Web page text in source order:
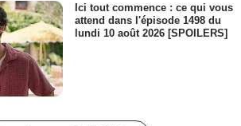
Ici tout commence : ce qui vous
attend dans l'épisode 1498 du
lundi 10 août 2026 [SPOILERS]